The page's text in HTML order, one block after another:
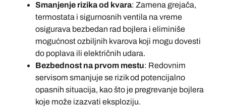
Smanjenje rizika od kvara: Zamena grejača,
termostata i sigurnosnih ventila na vreme
osigurava bezbedan rad bojlera i eliminiše
mogućnost ozbiljnih kvarova koji mogu dovesti
do poplava ili električnih udara.
Bezbednost na prvom mestu: Redovnim
servisom smanjuje se rizik od potencijalno
opasnih situacija, kao što je pregrevanje bojlera
koje može izazvati eksploziju.